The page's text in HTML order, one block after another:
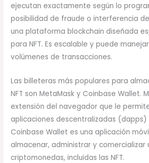
ejecutan exactamente según lo
posibilidad de fraude o interferencia
una plataforma blockchain diseñada
para NFT. Es escalable y puede
volúmenes de transacciones.
Las billeteras más populares para
NFT son MetaMask y Coinbase Wallet.
extensión del navegador que le
aplicaciones descentralizadas (dapps)
Coinbase Wallet es una aplicación
almacenar, administrar y comercializar
criptomonedas, incluidas las NFT.